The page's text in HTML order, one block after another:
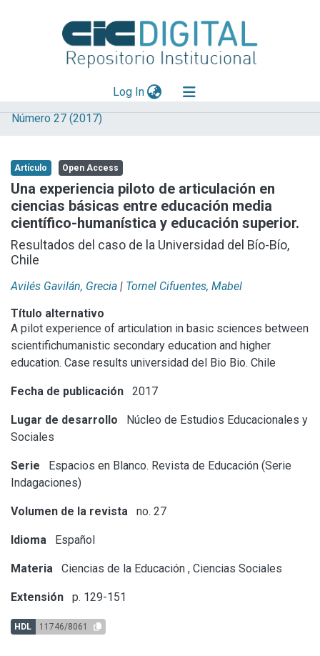
Log In(current)
Explorar
Aportar material
Statistics
Número 27 (2017)
Artículo Open Access
Una experiencia piloto de articulación en
ciencias básicas entre educación media
científico-humanística y educación superior.
Resultados del caso de la Universidad del Bío-Bío,
Chile
Avilés Gavilán, Grecia | Tornel Cifuentes, Mabel
Título alternativo
A pilot experience of articulation in basic sciences between
scientifichumanistic secondary education and higher
education. Case results universidad del Bio Bio. Chile
Fecha de publicación 2017
Lugar de desarrollo
Núcleo de Estudios Educacionales y
Sociales
Serie
Espacios en Blanco. Revista de Educación (Serie
Indagaciones)
Volumen de la revista no. 27
Idioma Español
Materia Ciencias de la Educación , Ciencias Sociales
Extensión p. 129-151
HDL 11746/8061